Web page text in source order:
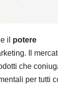
il potere
Il
che
per tutti